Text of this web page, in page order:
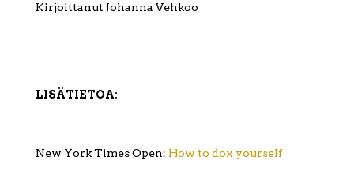
Kirjoittanut Johanna Vehkoo
LISÄTIETOA:
New York Times Open: How to dox yourself